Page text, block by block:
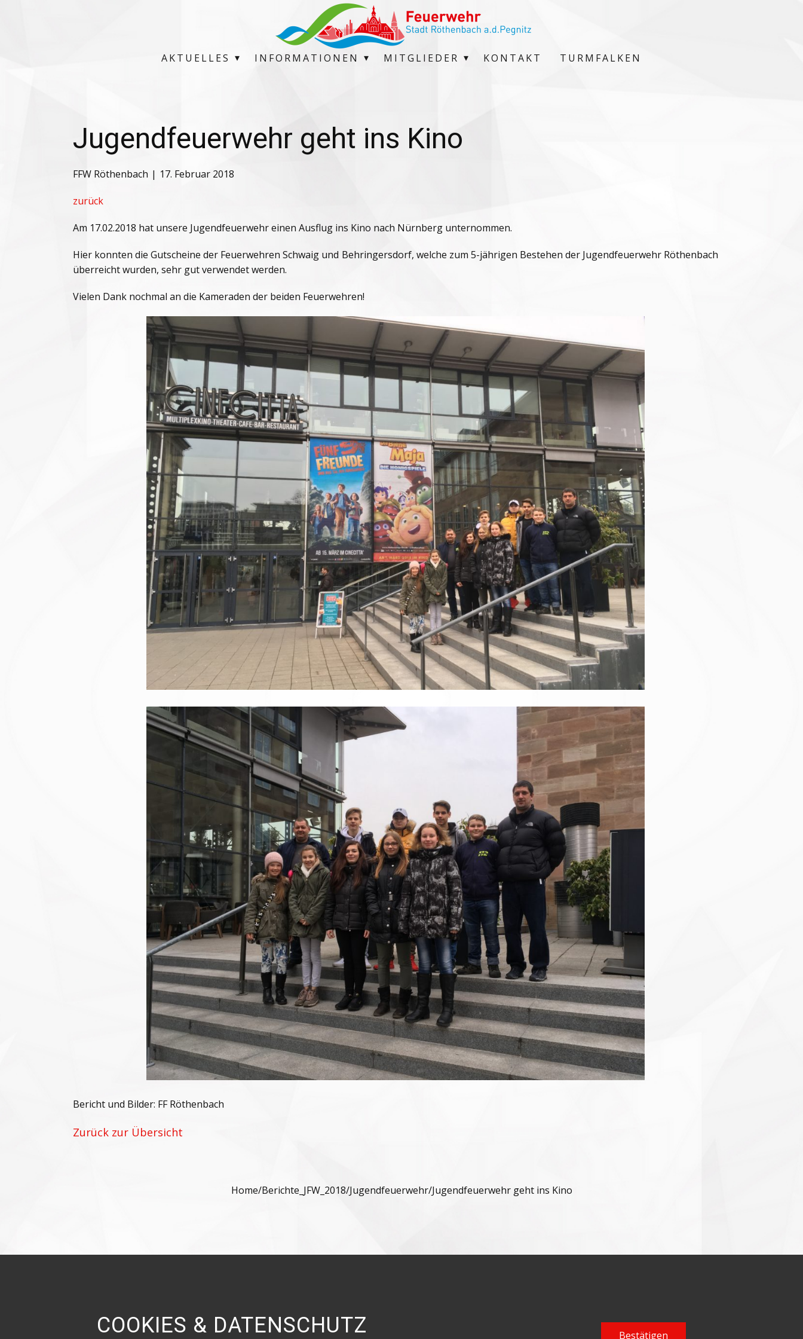
AKTUELLES INFORMATIONEN MITGLIEDER KONTAKT TURMFALKEN
Jugendfeuerwehr geht ins Kino
FFW Röthenbach 17. Februar 2018
zurück
Am 17.02.2018 hat unsere Jugendfeuerwehr einen Ausflug ins Kino nach Nürnberg unternommen.
Hier konnten die Gutscheine der Feuerwehren Schwaig und Behringersdorf, welche zum 5-jährigen Bestehen der Jugendfeuerwehr Röthenbach
überreicht wurden, sehr gut verwendet werden.
Vielen Dank nochmal an die Kameraden der beiden Feuerwehren!
Bericht und Bilder: FF Röthenbach
Zurück zur Übersicht
Home/Berichte_JFW_2018/Jugendfeuerwehr/Jugendfeuerwehr geht ins Kino
COOKIES & DATENSCHUTZ Bestätigen